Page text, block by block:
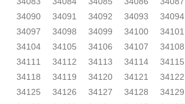
34090
34091 34092 34093 34094
34097
34098 34099 34100 34101
34104
34105 34106 34107 34108
34111
34112 34113 34114 34115
34118
34119 34120 34121 34122
34125
34126 34127 34128 34129